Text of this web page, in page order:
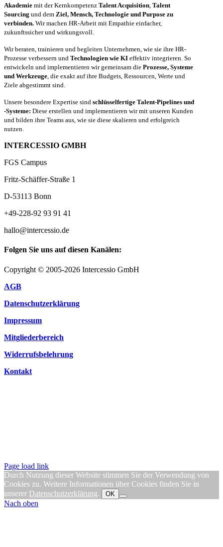
Akademie mit der Kernkompetenz Talent Acquisition, Talent
Sourcing und dem Ziel, Mensch, Technologie und Purpose zu
verbinden. Wir machen HR-Arbeit mit Empathie einfacher,
zukunftssicher und wirkungsvoll.
Wir beraten, trainieren und begleiten Unternehmen, wie sie ihre HR-
Prozesse verbessern und Technologien wie KI effektiv integrieren. So
entwickeln und implementieren wir gemeinsam die Prozesse, Systeme
und Werkzeuge, die exakt auf ihre Budgets, Ressourcen, Werte und
Ziele abgestimmt sind.
Unsere besondere Expertise sind schlüsselfertige Talent-Pipelines und
-Systeme: Diese erstellen und implementieren wir mit unseren Kunden
und bilden ihre Teams aus, wie sie diese skalieren und erfolgreich
nutzen.
INTERCESSIO GMBH
FGS Campus
Fritz-Schäffer-Straße 1
D-53113 Bonn
+49-228-92 93 91 41
hallo@intercessio.de
Folgen Sie uns auf diesen Kanälen:
Copyright © 2005-2026 Intercessio GmbH
AGB
Datenschutzerklärung
Impressum
Mitgliederbereich
Widerrufsbelehrung
Kontakt
Page load link
Durch Nutzung dieser Website stimmen Sie der Verwendung von
Cookies zu. Weitere Informationen über Cookies finden Sie in
unserer Datenschutzerklärung. OK
Nach oben